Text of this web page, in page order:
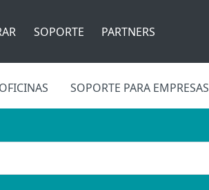
SOPORTE PARTNERS
SOPORTE PARA EMPRESAS